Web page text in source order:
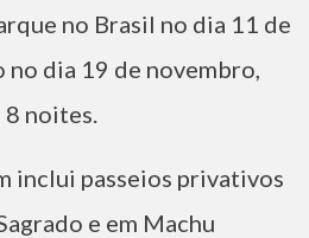
no Brasil no dia 11 de
dia 19 de novembro,
noites.
inclui passeios privativos
e em Machu